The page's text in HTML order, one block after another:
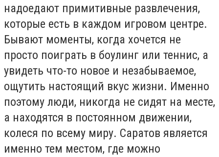
надоедают примитивные развлечения,
которые есть в каждом игровом центре.
Бывают моменты, когда хочется не
просто поиграть в боулинг или теннис, а
увидеть что-то новое и незабываемое,
ощутить настоящий вкус жизни. Именно
поэтому люди, никогда не сидят на месте,
а находятся в постоянном движении,
колеся по всему миру. Саратов является
именно тем местом, где можно